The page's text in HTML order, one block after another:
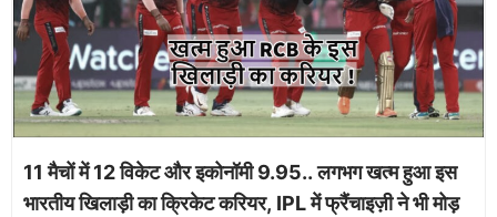
11 मैचों में 12 विकेट और इकोनॉमी 9.95.. लगभग खत्म हुआ इस
भारतीय खिलाड़ी का क्रिकेट करियर, IPL में फ्रैंचाइज़ी ने भी मोड़